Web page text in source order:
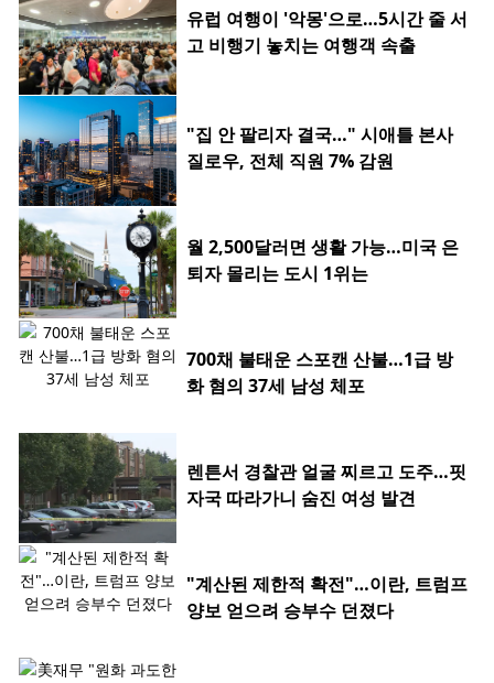
유럽 여행이 '악몽'으로…5시간 줄 서
고 비행기 놓치는 여행객 속출
"집 안 팔리자 결국…" 시애틀 본사
질로우, 전체 직원 7% 감원
월 2,500달러면 생활 가능…미국 은
퇴자 몰리는 도시 1위는
700채 불태운 스포캔 산불…1급 방
화 혐의 37세 남성 체포
렌튼서 경찰관 얼굴 찌르고 도주…핏
자국 따라가니 숨진 여성 발견
"계산된 제한적 확전"…이란, 트럼프
양보 얻으려 승부수 던졌다